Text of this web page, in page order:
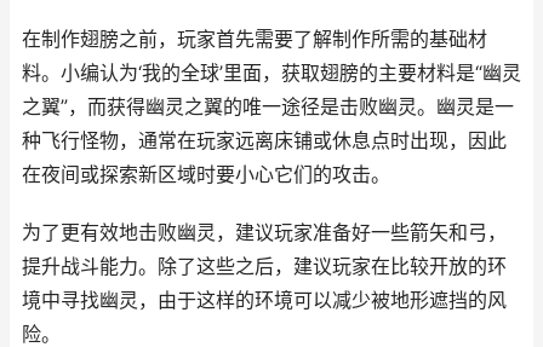
在制作翅膀之前，玩家首先需要了解制作所需的基础材
料。小编认为‘我的全球’里面，获取翅膀的主要材料是“幽灵
之翼”，而获得幽灵之翼的唯一途径是击败幽灵。幽灵是一
种飞行怪物，通常在玩家远离床铺或休息点时出现，因此
在夜间或探索新区域时要小心它们的攻击。
为了更有效地击败幽灵，建议玩家准备好一些箭矢和弓，
提升战斗能力。除了这些之后，建议玩家在比较开放的环
境中寻找幽灵，由于这样的环境可以减少被地形遮挡的风
险。